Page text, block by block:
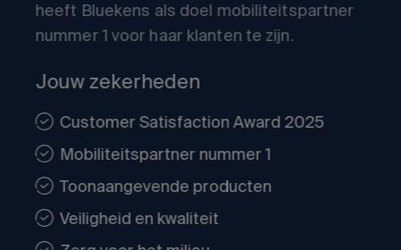
heeft Bluekens als doel mobiliteitspartner
nummer 1 voor haar klanten te zijn.
Jouw zekerheden
Customer Satisfaction Award 2025
Mobiliteitspartner nummer 1
Toonaangevende producten
Veiligheid en kwaliteit